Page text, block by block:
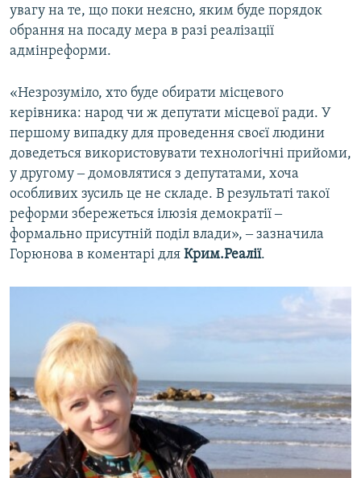
увагу на те, що поки неясно, яким буде порядок
обрання на посаду мера в разі реалізації
адмінреформи.
«Незрозуміло, хто буде обирати місцевого
керівника: народ чи ж депутати місцевої ради. У
першому випадку для проведення своєї людини
доведеться використовувати технологічні прийоми,
у другому ‒ домовлятися з депутатами, хоча
особливих зусиль це не складе. В результаті такої
реформи збережеться ілюзія демократії ‒
формально присутній поділ влади», ‒ зазначила
Горюнова в коментарі для Крим.Реалії.